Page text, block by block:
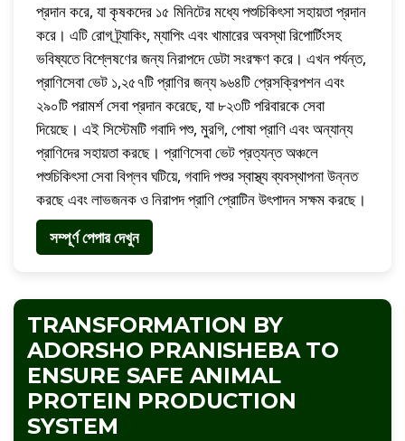
প্রদান করে, যা কৃষকদের ১৫ মিনিটের মধ্যে পশুচিকিৎসা সহায়তা প্রদান
করে। এটি রোগ ট্র্যাকিং, ম্যাপিং এবং খামারের অবস্থা রিপোর্টিংসহ
ভবিষ্যতে বিশ্লেষণের জন্য নিরাপদে ডেটা সংরক্ষণ করে। এখন পর্যন্ত,
প্রাণিসেবা ভেট ১,২৫৭টি প্রাণির জন্য ৯৬৪টি প্রেসক্রিপশন এবং
২৯০টি পরামর্শ সেবা প্রদান করেছে, যা ৮২৩টি পরিবারকে সেবা
দিয়েছে। এই সিস্টেমটি গবাদি পশু, মুরগি, পোষা প্রাণি এবং অন্যান্য
প্রাণিদের সহায়তা করছে। প্রাণিসেবা ভেট প্রত্যন্ত অঞ্চলে
পশুচিকিৎসা সেবা বিপ্লব ঘটিয়ে, গবাদি পশুর স্বাস্থ্য ব্যবস্থাপনা উন্নত
করছে এবং লাভজনক ও নিরাপদ প্রাণি প্রোটিন উৎপাদন সক্ষম করছে।
সম্পূর্ণ পেপার দেখুন
TRANSFORMATION BY
ADORSHO PRANISHEBA TO
ENSURE SAFE ANIMAL
PROTEIN PRODUCTION
SYSTEM